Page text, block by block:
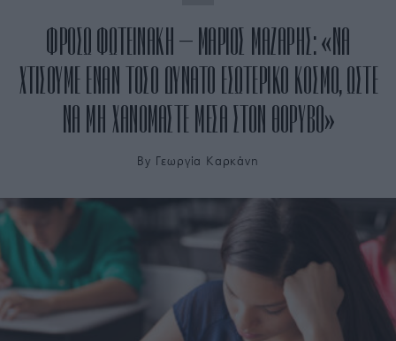
ΦΡΟΣΩ ΦΩΤΕΙΝΑΚΗ – ΜΑΡΙΟΣ ΜΑΖΑΡΗΣ: «ΝΑ
ΧΤΙΣΟΥΜΕ ΕΝΑΝ ΤΟΣΟ ΔΥΝΑΤΟ ΕΣΩΤΕΡΙΚΟ ΚΟΣΜΟ, ΩΣΤΕ
ΝΑ ΜΗ ΧΑΝΟΜΑΣΤΕ ΜΕΣΑ ΣΤΟΝ ΘΟΡΥΒΟ»
By Γεωργία Καρκάνη